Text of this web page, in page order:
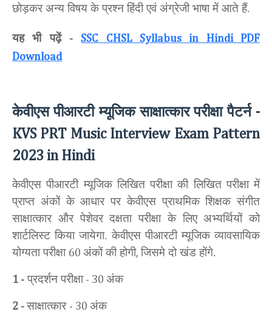
छोड़कर अन्य विषय के प्रश्न हिंदी एवं अंग्रेजी भाषा में आते हैं.
यह भी पढ़ें -
SSC CHSL Syllabus in Hindi PDF
Download
केवीएस पीआरटी म्यूजिक साक्षात्कार परीक्षा पैटर्न -
KVS PRT Music Interview Exam Pattern
2023 in Hindi
केवीएस पीआरटी म्यूजिक लिखित परीक्षा की लिखित परीक्षा में
प्राप्त अंकों के आधार पर केवीएस प्राथमिक शिक्षक संगीत
साक्षात्कार और पेशेवर दक्षता परीक्षा के लिए अभ्यर्थियों को
शार्टलिस्ट किया जायेगा. केवीएस पीआरटी म्यूजिक व्यावसायिक
योग्यता परीक्षा 60 अंकों की होगी, जिसमे दो खंड होंगे.
1 - प्रदर्शन परीक्षा- 30 अंक
2 - साक्षात्कार - 30 अंक